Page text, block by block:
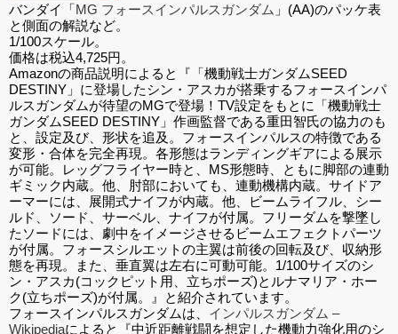
バンダイ「MG フォースインパルスガンダム 」(AA)のパッケ表
と側面の解説など。
1/100スケール。
価格は税込4,725円。
Amazonの商品説明によると『「機動戦士ガンダムSEED
DESTINY」に登場したシン・アスカが搭乗するフォースインパ
ルスガンダムが待望のMGで登場！TV設定をもとに「機動戦士
ガンダムSEED DESTINY」作画監督である重田智氏の協力のも
と、設定及び、形状を追及。フォースインパルスの特徴である
変形・合体を完全再現。各形態はランディングギアによる展示
が可能。レッグフライヤー時と、MS形態時、ともに脚部の連動
ギミック内蔵。他、肘部においても、連動機構内蔵。サイドア
ーマーには、展開式ナイフが内蔵。他、ビームライフル、シー
ルド、ソード、サーベル、ナイフが付属。フリーダムを撃墜し
たソードには、劇中をイメージさせるビームエフェクトパーツ
が付属。フォースシルエットの主翼は前後の回転及び、収納形
態を再現。また、垂直翼は左右に可動可能。1/100サイズのシ
ン・アスカ(コックピット用、立ちポーズ)とルナマリア・ホー
ク(立ちポーズ)が付属。』と紹介されています。
フォースインパルスガンダムは、 インパルスガンダム –
Wikipediaによると『中近距離戦闘を想定した機動力強化用のシ